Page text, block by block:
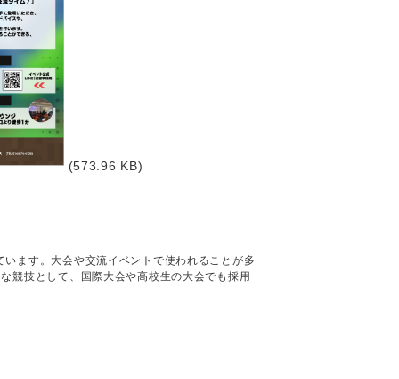
(573.96 KB)
ます。大会や交流イベントで使われることが多
競技として、国際大会や高校生の大会でも採用